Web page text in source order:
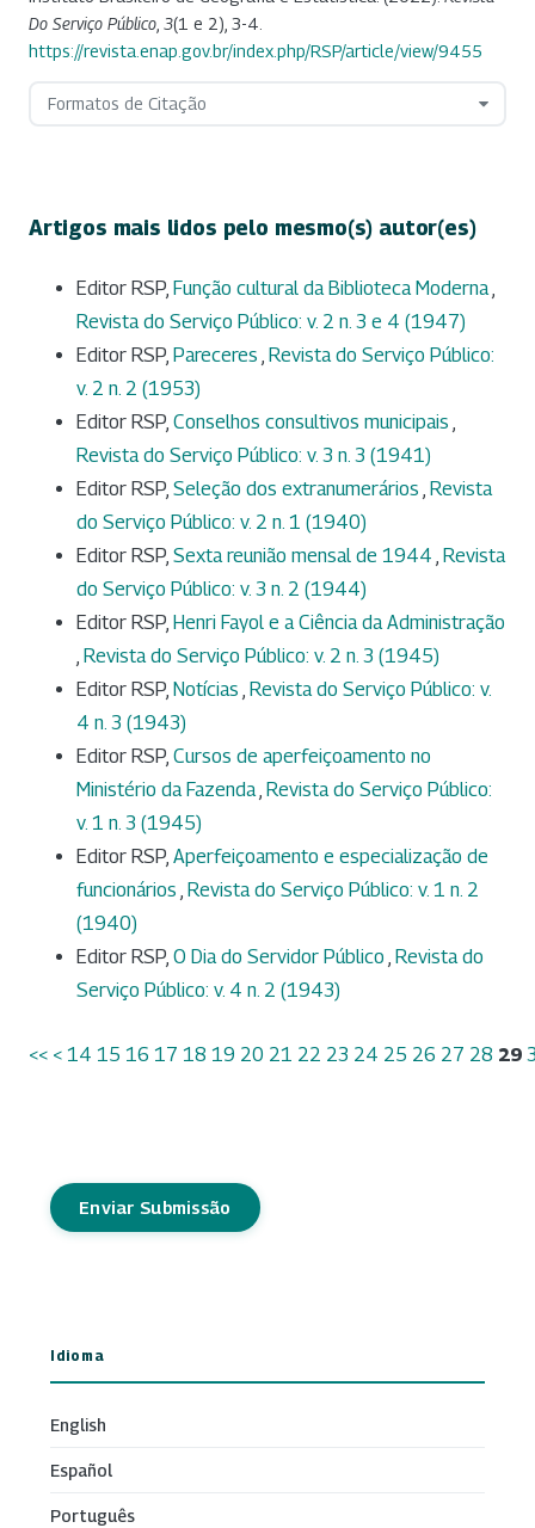
Do Serviço Público 3(1 e 2), 3-4.
https://revista.enap.gov.br/index.php/RSP/article/view/9455
Formatos de Citação
Artigos mais lidos pelo mesmo(s) autor(es)
Editor RSP, Função cultural da Biblioteca Moderna,
Revista do Serviço Público: v. 2 n. 3 e 4 (1947)
Editor RSP, Pareceres , Revista do Serviço Público:
v. 2 n. 2 (1953)
Editor RSP, Conselhos consultivos municipais ,
Revista do Serviço Público: v. 3 n. 3 (1941)
Editor RSP, Seleção dos extranumerários , Revista
do Serviço Público: v. 2 n. 1 (1940)
Editor RSP, Sexta reunião mensal de 1944 , Revista
do Serviço Público: v. 3 n. 2 (1944)
Editor RSP, Henri Fayol e a Ciência da Administração
, Revista do Serviço Público: v. 2 n. 3 (1945)
Editor RSP, Notícias , Revista do Serviço Público: v.
4 n. 3 (1943)
Editor RSP, Cursos de aperfeiçoamento no
Ministério da Fazenda, Revista do Serviço Público:
v. 1 n. 3 (1945)
Editor RSP, Aperfeiçoamento e especialização de
funcionários , Revista do Serviço Público: v. 1 n. 2
(1940)
Editor RSP, O Dia do Servidor Público , Revista do
Serviço Público: v. 4 n. 2 (1943)
<< < 14 15 16 17 18 19 20 21 22 23 24 25 26 27 28 29
Enviar Submissão
Idioma
English
Español
Português